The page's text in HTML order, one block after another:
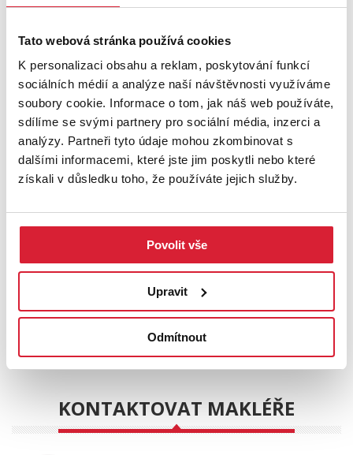
Tato webová stránka používá cookies
K personalizaci obsahu a reklam, poskytování funkcí
sociálních médií a analýze naší návštěvnosti využíváme
soubory cookie. Informace o tom, jak náš web používáte,
sdílíme se svými partnery pro sociální média, inzerci a
analýzy. Partneři tyto údaje mohou zkombinovat s
dalšími informacemi, které jste jim poskytli nebo které
získali v důsledku toho, že používáte jejich služby.
Povolit vše
Upravit
Odmítnout
+
−
Leaflet|©OpenStreetMapcontributors
STÁHNOUT
POSLAT
KONTAKTOVAT MAKLÉŘE